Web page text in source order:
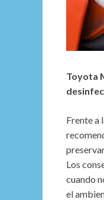
Toyota
Frente a
Los
cuando
el